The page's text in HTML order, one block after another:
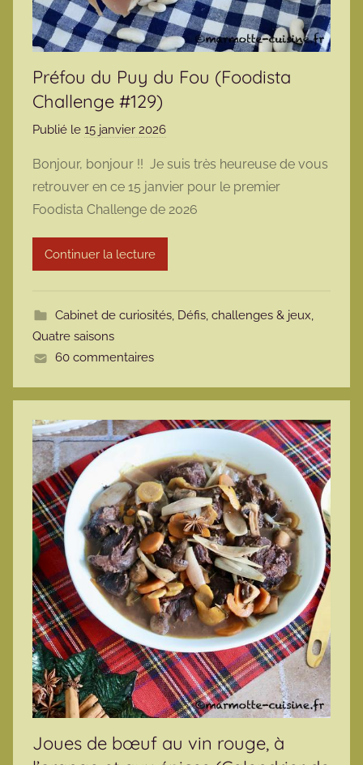
Préfou du Puy du Fou (Foodista
Challenge #129)
Publié le 15 janvier 2026
r
m
a
r
t
Bonjour, bonjour !! Je suis très heureuse de vous
retrouver en ce 15 janvier pour le premier
Foodista Challenge de 2026
Continuer la lecture
Cabinet de curiosités, Défis, challenges & jeux,
Quatre saisons
60 commentaires
Joues de bœuf au vin rouge, à